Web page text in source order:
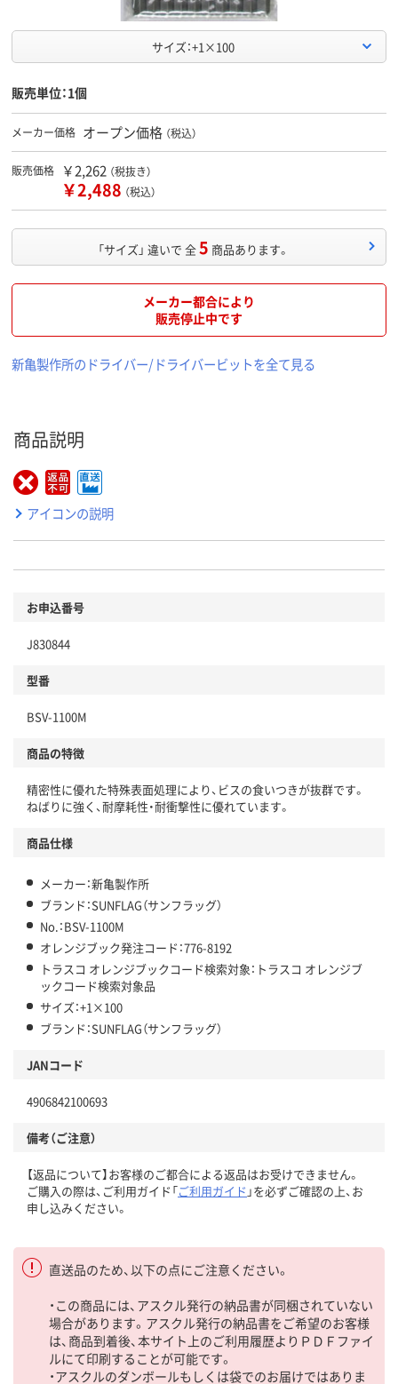
サイズ：+1×100
販売単位：1個
メーカー価格 オープン価格 （税込）
販売価格 ￥2,262 （税抜き）
￥2,488 （税込）
「サイズ」 違いで 全5 商品あります。
メーカー都合により
販売停止中です
新亀製作所のドライバー/ドライバービットを全て見る
商品説明
アイコンの説明
お申込番号
J830844
型番
BSV-1100M
商品の特徴
精密性に優れた特殊表面処理により、ビスの食いつきが抜群です。
ねばりに強く、耐摩耗性・耐衝撃性に優れています。
商品仕様
メーカー：新亀製作所
ブランド：SUNFLAG（サンフラッグ）
No.：BSV-1100M
オレンジブック発注コード：776-8192
トラスコ オレンジブックコード検索対象：トラスコ オレンジブ
ックコード検索対象品
サイズ：+1×100
ブランド：SUNFLAG（サンフラッグ）
JANコード
4906842100693
備考（ご注意）
【返品について】お客様のご都合による返品はお受けできません。
ご購入の際は、ご利用ガイド「ご利用ガイド 」を必ずご確認の上、お
申し込みください。
直送品のため、以下の点にご注意ください。
・この商品には、アスクル発行の納品書が同梱されていない
場合があります。アスクル発行の納品書をご希望のお客様
は、商品到着後、本サイト上のご利用履歴よりＰＤＦファイ
ルにて印刷することが可能です。
・アスクルのダンボールもしくは袋でのお届けではありま